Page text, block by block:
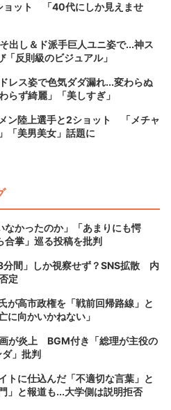
ョット 「40代にしか見えませ
出し＆ド派手巨人ユニ姿で...神ス
反則級のビジュアル」
レス姿で色気ダダ漏れ...変わらぬ
ず綺麗」「美しすぎ」
ン陸上選手と2ショット 「メチャ
「美男美女」話題に
なかったのか」「あまりにも愕
掌」巡る投稿を批判
分間」しか視察せず？SNS拡散 内
定
が高市政権を「戦前回帰路線」と
向かいかねない」
が炎上 BGM付き「総理が主役の
」批判
トに仕込んだ「不適切な言葉」と
と報道も...大学側は説明拒否